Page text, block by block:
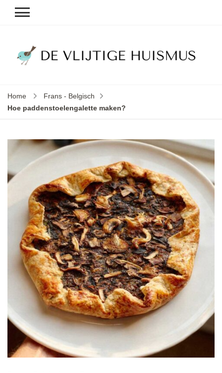
Home
Frans - Belgisch
Hoe paddenstoelengalette maken?